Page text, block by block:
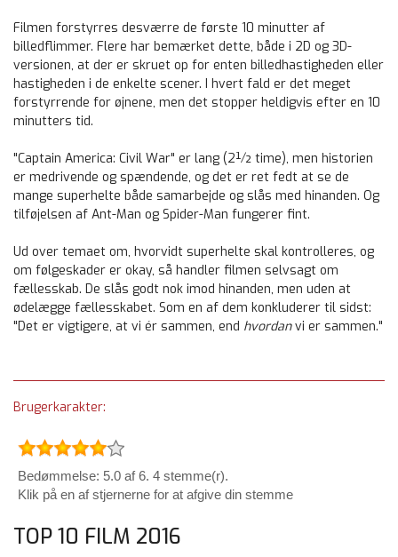
Filmen forstyrres desværre de første 10 minutter af
billedflimmer. Flere har bemærket dette, både i 2D og 3D-
versionen, at der er skruet op for enten billedhastigheden eller
hastigheden i de enkelte scener. I hvert fald er det meget
forstyrrende for øjnene, men det stopper heldigvis efter en 10
minutters tid.
"Captain America: Civil War" er lang (2½ time), men historien
er medrivende og spændende, og det er ret fedt at se de
mange superhelte både samarbejde og slås med hinanden. Og
tilføjelsen af Ant-Man og Spider-Man fungerer fint.
Ud over temaet om, hvorvidt superhelte skal kontrolleres, og
om følgeskader er okay, så handler filmen selvsagt om
fællesskab. De slås godt nok imod hinanden, men uden at
ødelægge fællesskabet. Som en af dem konkluderer til sidst:
"Det er vigtigere, at vi ér sammen, end hvordanvi er sammen."
Brugerkarakter:
Bedømmelse: 5.0 af 6. 4 stemme(r).
Klik på en af stjernerne for at afgive din stemme
TOP 10 FILM 2016